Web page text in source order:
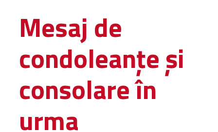
STORIA
L'ORGANIZZAZIONE
Mesaj de
condoleanțe și
consolare în
urma